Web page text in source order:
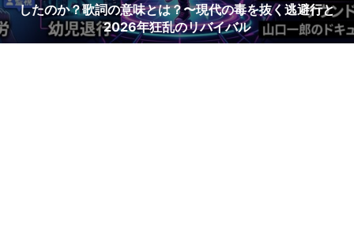
「C調言葉に御用心」歌詞の意味とは？～男は女に甘えられ
るのに弱い【サザンオールスターズ】